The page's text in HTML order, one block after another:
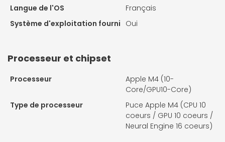
Langue de l'OS
Français
Système d'exploitation fourni Oui
Processeur et chipset
Processeur
Apple M4 (10-
Core/GPU10-Core)
Type de processeur
Puce Apple M4 (CPU 10
coeurs / GPU 10 coeurs /
Neural Engine 16 coeurs)